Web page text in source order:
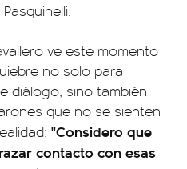
ve este momento
no solo para
diálogo, sino también
que no se sienten
"Considero que
contacto con esas